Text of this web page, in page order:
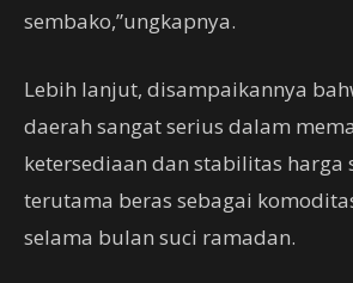
sembako,”ungkapnya.
Lebih lanjut, disampaikannya
daerah sangat serius dalam
ketersediaan dan stabilitas harga
terutama beras sebagai
selama bulan suci ramadan.